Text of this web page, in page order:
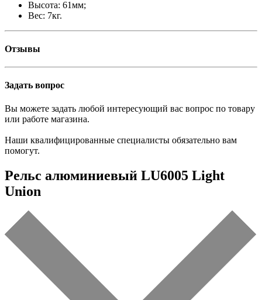
Высота: 61мм;
Вес: 7кг.
Отзывы
Задать вопрос
Вы можете задать любой интересующий вас вопрос по товару
или работе магазина.
Наши квалифицированные специалисты обязательно вам
помогут.
Рельс алюминиевый LU6005 Light
Union